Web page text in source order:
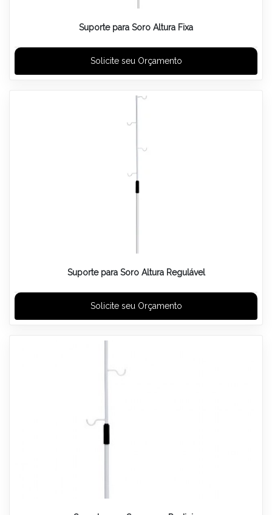
Suporte para Soro Altura Fixa
Solicite seu Orçamento
Suporte para Soro Altura Regulável
Solicite seu Orçamento